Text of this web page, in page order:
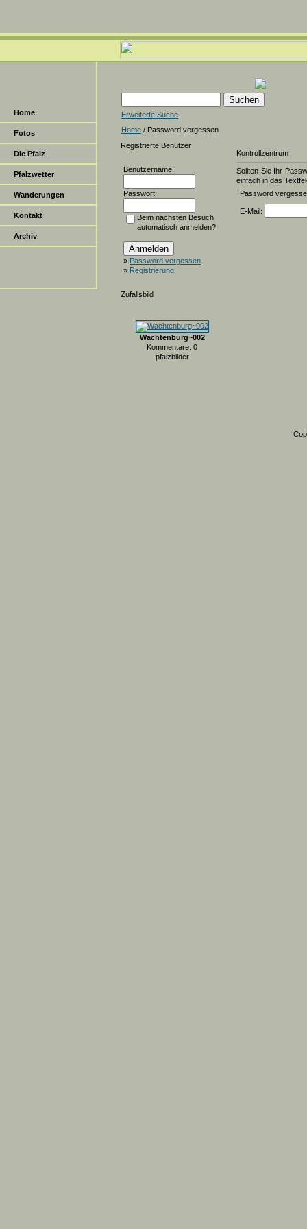
Home
Fotos
Die Pfalz
Pfalzwetter
Wanderungen
Kontakt
Archiv
Erweiterte Suche
Home / Password vergessen
Registrierte Benutzer
Benutzername:
Passwort:
Beim nächsten Besuch
automatisch anmelden?
» Password vergessen
» Registrierung
Zufallsbild
Wachtenburg~002
Kommentare: 0
pfalzbilder
Kontrollzentrum
Sollten Sie Ihr
einfach in das
Password
E-Mail: